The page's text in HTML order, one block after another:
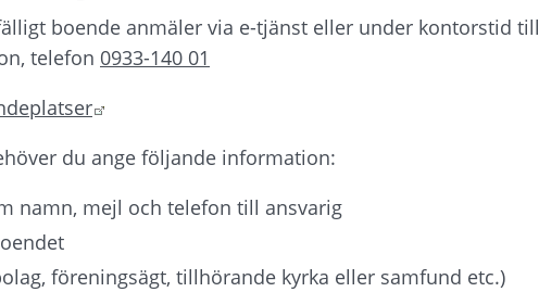
boende anmäler via e-tjänst eller under kontorstid till
telefon 0933-140 01
du ange följande information:
namn, mejl och telefon till ansvarig
föreningsägt, tillhörande kyrka eller samfund etc.)